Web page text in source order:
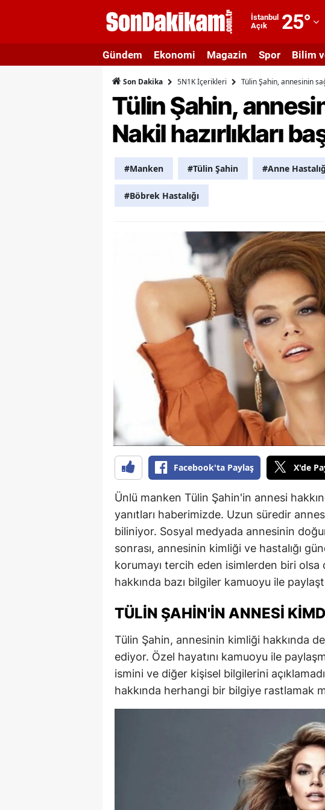
İstanbul
Açık
25°
Adıyaman
Afyonkarahisar
Ağrı
Amasya
Ankara
Aydın
Balıkesir
Bilecik
Bingöl
Bitlis
Bolu
Burdur
Bursa
Çanakkale
Çankırı
Çorum
Denizli
Diyarbakır
Edirne
Elazığ
Erzincan
Eskişehir
Gaziantep
Gümüşhane
Hakkari
Hatay
Isparta
Gündem Ekonomi Magazin Spor Bilim
Son Dakika 5N1K İçerikleri Tülin Şahin, annesinin
Tülin Şahin,
Nakil hazırlıkları
#Manken #Tülin Şahin #Anne
#Böbrek Hastalığı
Facebook'ta Paylaş X'de
Ünlü manken Tülin Şahin'in annesi
yanıtları haberimizde. Uzun süredir
biliniyor. Sosyal medyada annesinin
sonrası, annesinin kimliği ve hastalığı
korumayı tercih eden isimlerden biri olsa
hakkında bazı bilgiler kamuoyu ile
TÜLIN ŞAHIN'IN ANNESI
Tülin Şahin, annesinin kimliği hakkında
ediyor. Özel hayatını kamuoyu ile
ismini ve diğer kişisel bilgilerini
hakkında herhangi bir bilgiye rastlamak